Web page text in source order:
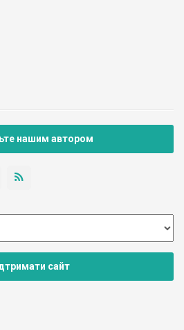
нашим автором
сайт